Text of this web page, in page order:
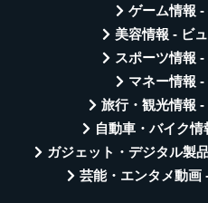
ゲーム情報 -
美容情報 - ビ
スポーツ情報
マネー情報
旅行・観光情報 -
自動車・バイク
ガジェット・デジタル製
芸能・エンタメ動画